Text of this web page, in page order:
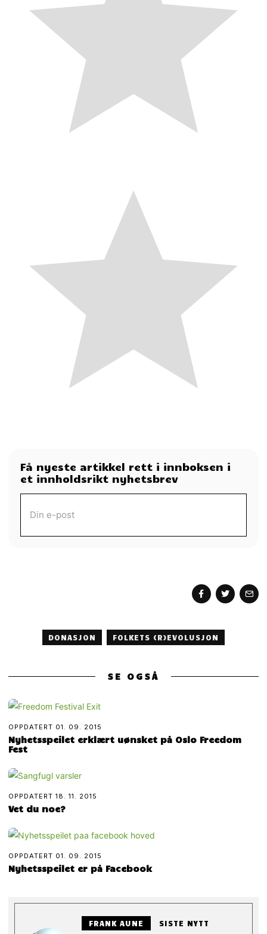
Få nyeste artikkel rett i innboksen i
et innholdsrikt nyhetsbrev
DONASJON FOLKETS (R)EVOLUSJON
SE OGSÅ
OPPDATERT 01. 09. 2015
Nyhetsspeilet erklært uønsket på Oslo Freedom
Fest
OPPDATERT18. 11. 2015
Vet du noe?
OPPDATERT 01. 09. 2015
Nyhetsspeilet er på Facebook
FRANK AUNE SISTE NYTT